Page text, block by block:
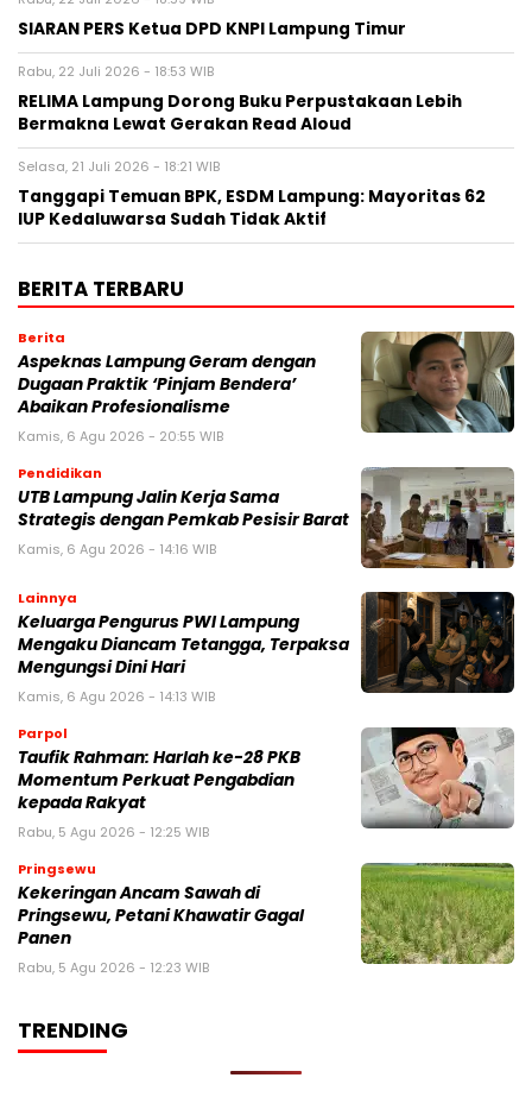
SIARAN PERS Ketua DPD KNPI Lampung Timur
Rabu, 22 Juli 2026 - 18:53 WIB
RELIMA Lampung Dorong Buku Perpustakaan Lebih
Bermakna Lewat Gerakan Read Aloud
Selasa, 21 Juli 2026 - 18:21 WIB
Tanggapi Temuan BPK, ESDM Lampung: Mayoritas 62
IUP Kedaluwarsa Sudah Tidak Aktif
BERITA TERBARU
Berita
Aspeknas Lampung Geram dengan
Dugaan Praktik ‘Pinjam Bendera’
Abaikan Profesionalisme
Kamis, 6 Agu 2026 - 20:55 WIB
Pendidikan
UTB Lampung Jalin Kerja Sama
Strategis dengan Pemkab Pesisir Barat
Kamis, 6 Agu 2026 - 14:16 WIB
Lainnya
Keluarga Pengurus PWI Lampung
Mengaku Diancam Tetangga, Terpaksa
Mengungsi Dini Hari
Kamis, 6 Agu 2026 - 14:13 WIB
Parpol
Taufik Rahman: Harlah ke-28 PKB
Momentum Perkuat Pengabdian
kepada Rakyat
Rabu, 5 Agu 2026 - 12:25 WIB
Pringsewu
Kekeringan Ancam Sawah di
Pringsewu, Petani Khawatir Gagal
Panen
Rabu, 5 Agu 2026 - 12:23 WIB
TRENDING